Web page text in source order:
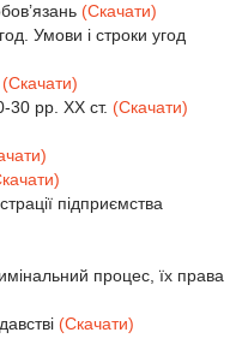
(Скачати)
Умови і строки угод
(Скачати)
30 рр. ХХ ст. (Скачати)
підприємства
процес, їх права
(Скачати)